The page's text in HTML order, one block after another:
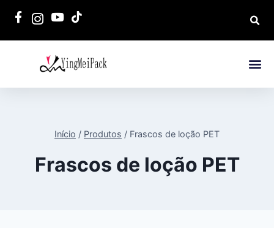
Início / Produtos / Frascos de loção PET
Frascos de loção PET